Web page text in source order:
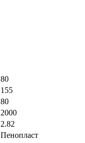
80
155
80
2000
2.82
Пенопласт